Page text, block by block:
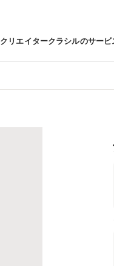
クリエイタークラシルのサービ